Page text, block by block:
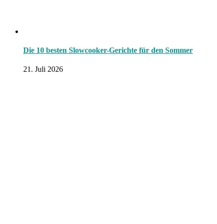
Die 10 besten Slowcooker-Gerichte für den Sommer
21. Juli 2026